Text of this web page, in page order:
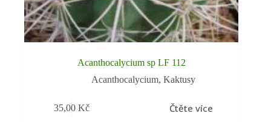
Acanthocalycium sp LF 112
Acanthocalycium,Kaktusy
35,00Kč Čtěte více